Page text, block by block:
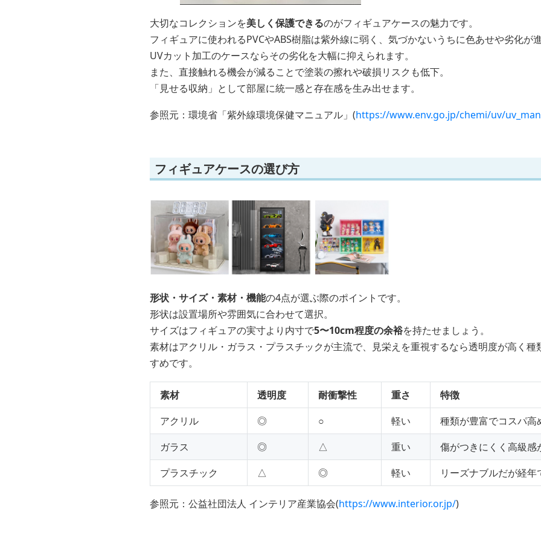
大切なコレクションを美しく保護できるのがフィギュアケースの魅力です。
フィギュアに使われるPVCやABS樹脂は紫外線に弱く、気づかないうちに色あせや劣化が進
UVカット加工のケースならその劣化を大幅に抑えられます。
また、直接触れる機会が減ることで塗装の擦れや破損リスクも低下。
「見せる収納」として部屋に統一感と存在感を生み出せます。
参照元：環境省「紫外線環境保健マニュアル」(https://www.env.go.jp/chemi/uv/
フィギュアケースの選び方
形状・サイズ・素材・機能の4点が選ぶ際のポイントです。
形状は設置場所や雰囲気に合わせて選択。
サイズはフィギュアの実寸より内寸で5〜10cm程度の余裕を持たせましょう。
素材はアクリル・ガラス・プラスチックが主流で、見栄えを重視するなら透明度が高く種
すめです。
素材 透明度 耐衝撃性 重さ
特徴
アクリル
◎ ○ 軽い
種類が豊富でコスパ高
ガラス
◎ △ 重い
傷がつきにくく高級感
プラスチック
△ ◎ 軽い リーズナブルだが経年
参照元：公益社団法人 インテリア産業協会(https://www.interior.or.jp/)